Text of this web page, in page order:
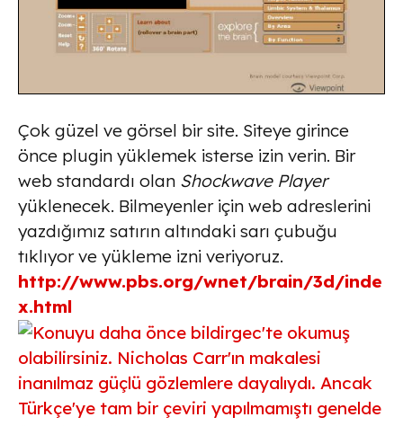
Çok güzel ve görsel bir site. Siteye girince
önce plugin yüklemek isterse izin verin. Bir
web standardı olan Shockwave Player
yüklenecek. Bilmeyenler için web adreslerini
yazdığımız satırın altındaki sarı çubuğu
tıklıyor ve yükleme izni veriyoruz.
http://www.pbs.org/wnet/brain/3d/inde
x.html